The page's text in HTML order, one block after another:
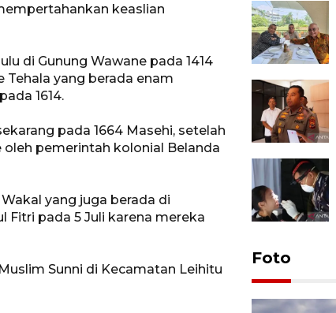
keaslian
di Gunung Wawane pada 1414
yang berada enam
1614.
pada 1664 Masehi, setelah
pemerintah kolonial Belanda
yang juga berada di
Fitri pada 5 Juli karena mereka
Sunni di Kecamatan Leihitu
Foto